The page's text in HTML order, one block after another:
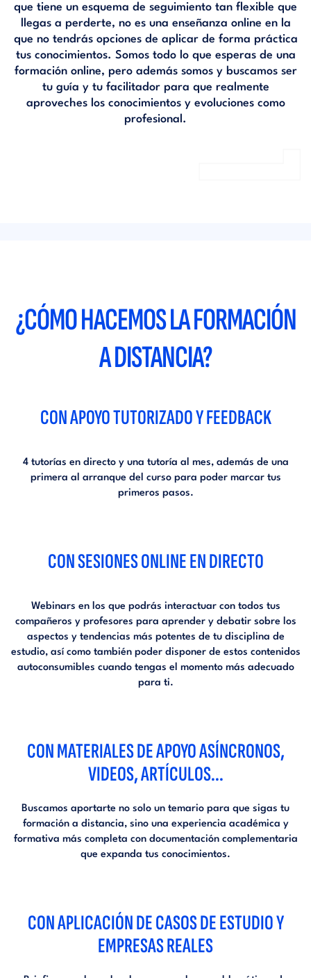
que tiene un esquema de seguimiento tan flexible que
llegas a perderte, no es una enseñanza online en la
que no tendrás opciones de aplicar de forma práctica
tus conocimientos. Somos todo lo que esperas de una
formación online, pero además somos y buscamos ser
tu guía y tu facilitador para que realmente
aproveches los conocimientos y evoluciones como
profesional.
¿CÓMO HACEMOS LA FORMACIÓN
A DISTANCIA?
CON APOYO TUTORIZADO Y FEEDBACK
4 tutorías en directo y una tutoría al mes, además de una
primera al arranque del curso para poder marcar tus
primeros pasos.
CON SESIONES ONLINE EN DIRECTO
Webinars en los que podrás interactuar con todos tus
compañeros y profesores para aprender y debatir sobre los
aspectos y tendencias más potentes de tu disciplina de
estudio, así como también poder disponer de estos contenidos
autoconsumibles cuando tengas el momento más adecuado
para ti.
CON MATERIALES DE APOYO ASÍNCRONOS,
VIDEOS, ARTÍCULOS...
Buscamos aportarte no solo un temario para que sigas tu
formación a distancia, sino una experiencia académica y
formativa más completa con documentación complementaria
que expanda tus conocimientos.
CON APLICACIÓN DE CASOS DE ESTUDIO Y
EMPRESAS REALES